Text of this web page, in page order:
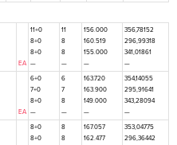
EA
11+0
8+0
8+0
—
11
8
8
—
156.000
160.519
155.000
—
356,78152
296,99318
341,01861
—
EA
6+0
7+0
8+0
—
6
7
8
—
163.720
163.900
149.000
—
354,14055
295,91641
343,28094
—
8+0
8+0
8
8
167.057
162.477
353,04775
296,36442